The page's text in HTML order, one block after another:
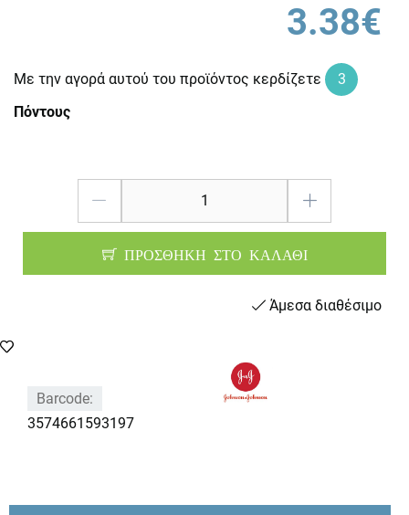
3.38€
Με την αγορά αυτού του προϊόντος κερδίζετε
3
Πόντους
ΠΡΟΣΘΗΚΗ ΣΤΟ ΚΑΛΑΘΙ
Άμεσα διαθέσιμο
Barcode:
3574661593197